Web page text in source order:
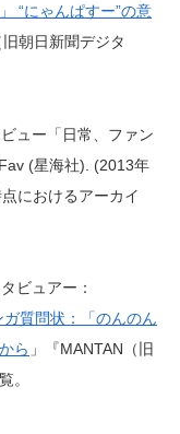
“にゃんぱすー”の意
旧朝日新聞デジタ
ュー「日常、ファン
(星海社). (2013年
におけるアーカイ
ビュアー：
ガ質問状：「のんのん
ら 」『MANTAN（旧
。